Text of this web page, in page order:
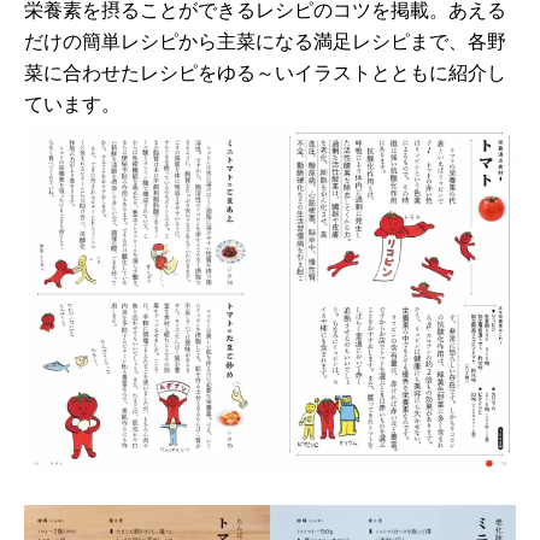
栄養素を摂ることができるレシピのコツを掲載。あえる
だけの簡単レシピから主菜になる満足レシピまで、各野
菜に合わせたレシピをゆる～いイラストとともに紹介し
ています。